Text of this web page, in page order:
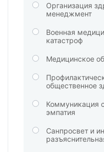
Организация
менеджмент
Военная
катастроф
Медицинское
общественное
Коммуникация
эмпатия
Санпросвет и